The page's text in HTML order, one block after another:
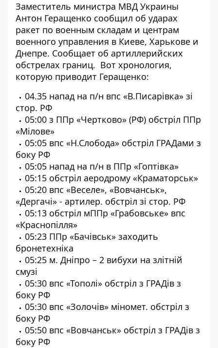
Заместитель министра МВД Украины
Антон Геращенко сообщил об ударах
ракет по военным складам и центрам
военного управления в Киеве, Харькове и
Днепре. Сообщает об артиллерийских
обстрелах границ. Вот хронология,
которую приводит Геращенко:
04.35 напад на п/н впс «В.Писарівка» зі
стор. РФ
05:00 з ППр «Чертково» (РФ) обстріл ППр
«Мілове»
05:05 впс «Н.Слобода» обстріл ГРАДами з
боку РФ
05:05 напад на п/н в ППр «Гоптівка»
05:15 обстріл аеродрому «Краматорськ»
05:20 впс «Веселе», «Вовчанськ»,
«Дергачі» - артилер. обстріл зі стор. РФ
05:13 обстріл мППр «Грабовське» впс
«Краснопілля»
05:23 ППр «Бачівськ» заходить
бронетехніка
05:25 м. Дніпро – 2 вибухи на злітній
смузі
05:30 впс «Тополі» обстріл з ГРАДів з
боку РФ
05:30 впс «Золочів» міномет. обстріл з
боку РФ
05:50 впс «Вовчанськ» обстріл з ГРАДів з
боку РФ